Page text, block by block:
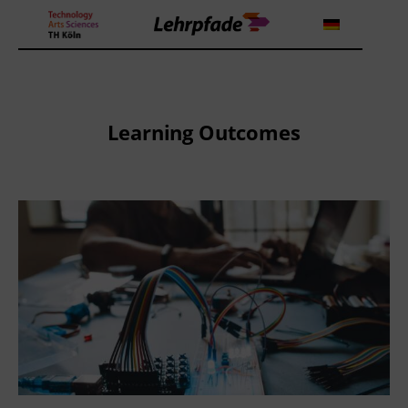
Theorien und Methoden
Lehrstrategie
Workshops
About us
Learning Outcomes